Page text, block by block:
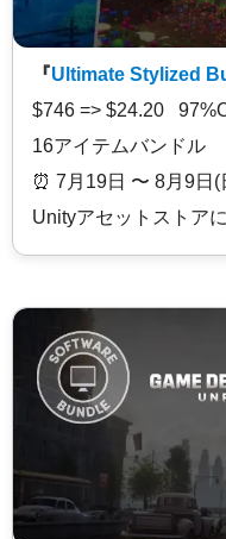
『Ultimate Stylized
$746 => $24.20
16アイテムバンドル
⏰️ 7月19日 〜 8月9日
Unityアセットストア